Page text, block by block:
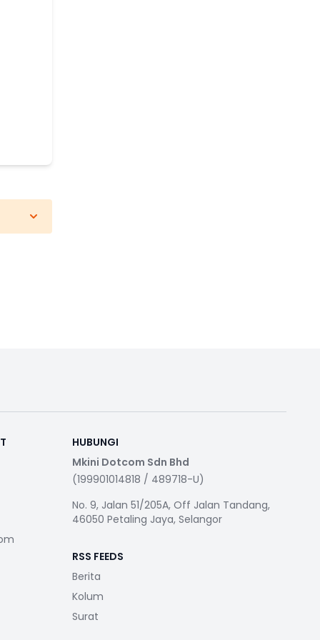
HUBUNGI
Mkini Dotcom Sdn Bhd
(199901014818 / 489718-U)
No. 9, Jalan 51/205A, Off Jalan Tandang,
46050 Petaling Jaya, Selangor
RSS FEEDS
Berita
Kolum
Surat